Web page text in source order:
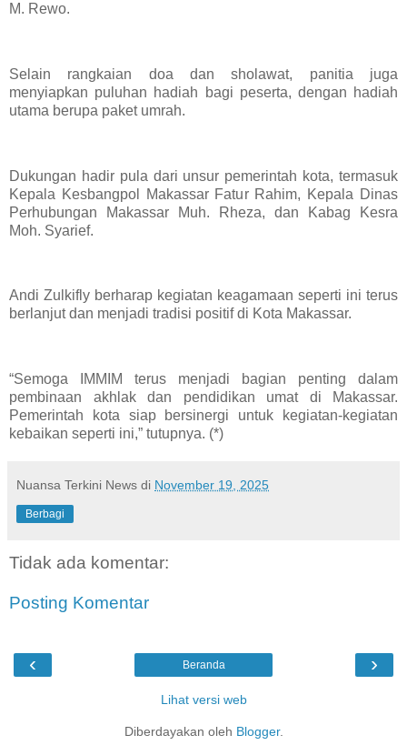
M. Rewo.
Selain rangkaian doa dan sholawat, panitia juga
menyiapkan puluhan hadiah bagi peserta, dengan hadiah
utama berupa paket umrah.
Dukungan hadir pula dari unsur pemerintah kota, termasuk
Kepala Kesbangpol Makassar Fatur Rahim, Kepala Dinas
Perhubungan Makassar Muh. Rheza, dan Kabag Kesra
Moh. Syarief.
Andi Zulkifly berharap kegiatan keagamaan seperti ini terus
berlanjut dan menjadi tradisi positif di Kota Makassar.
“Semoga IMMIM terus menjadi bagian penting dalam
pembinaan akhlak dan pendidikan umat di Makassar.
Pemerintah kota siap bersinergi untuk kegiatan-kegiatan
kebaikan seperti ini,” tutupnya. (*)
Nuansa Terkini News di November 19, 2025
Berbagi
Tidak ada komentar:
Posting Komentar
‹ ›
Beranda
Lihat versi web
Diberdayakan oleh Blogger.